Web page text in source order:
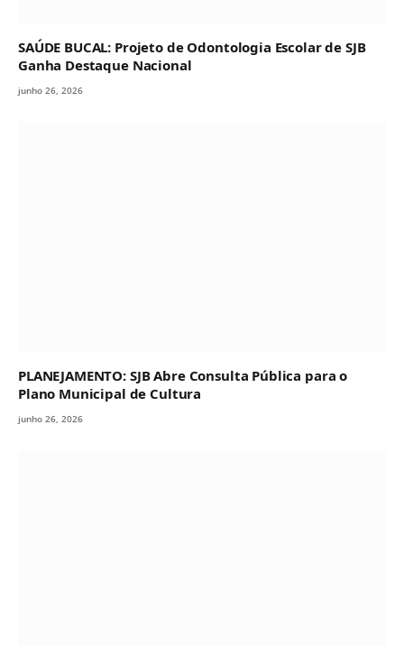
SAÚDE BUCAL: Projeto de Odontologia Escolar de SJB
Ganha Destaque Nacional
junho 26, 2026
PLANEJAMENTO: SJB Abre Consulta Pública para o
Plano Municipal de Cultura
junho 26, 2026